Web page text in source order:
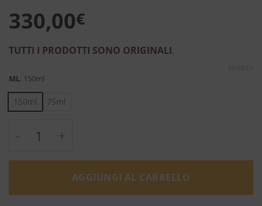
330,00€
TUTTI I PRODOTTI SONO ORIGINALI.
ML: 150ml
150ml 75ml
L'Amour Pourpre Parfum - Infiniment
AGGIUNGI AL CARRELLO